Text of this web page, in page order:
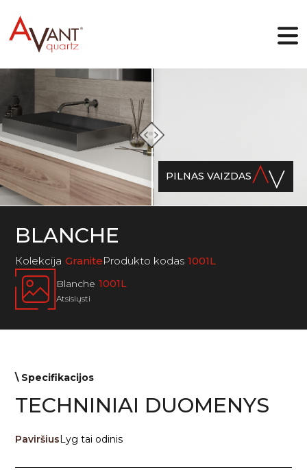
Kodėl Avant Quartz
Kolekcijos
Internetinis dizaineris
Galerija
Tinklaraštis
PILNAS VAIZDAS
BLANCHE
Кolekcija GraniteProdukto kodas 1001L
Blanche 1001L
Atsisiųsti
\ Specifikacijos
TECHNINIAI DUOMENYS
PaviršiusLyg tai odinis